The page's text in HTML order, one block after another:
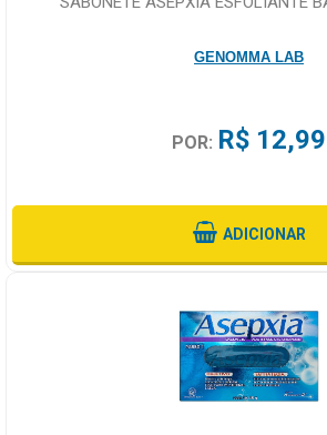
GENOMMA LAB
POR: R$ 12,99
ADICIONAR